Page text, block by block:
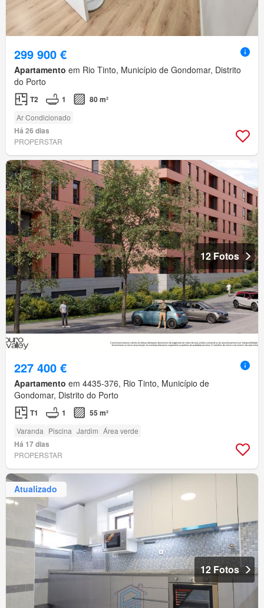
299 900 €
Apartamento em Rio Tinto, Município de Gondomar, Distrito
do Porto
T2 1 80 m²
Ar Condicionado
Há 26 dias
PROPERSTAR
12 Fotos
227 400 €
Apartamento em 4435-376, Rio Tinto, Município de
Gondomar, Distrito do Porto
T1 1 55 m²
Varanda Piscina Jardim Área verde
Há 17 dias
PROPERSTAR
Atualizado
12 Fotos